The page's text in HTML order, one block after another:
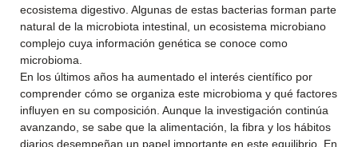
ecosistema digestivo. Algunas de estas bacterias forman parte
natural de la microbiota intestinal, un ecosistema microbiano
complejo cuya información genética se conoce como
microbioma.
En los últimos años ha aumentado el interés científico por
comprender cómo se organiza este microbioma y qué factores
influyen en su composición. Aunque la investigación continúa
avanzando, se sabe que la alimentación, la fibra y los hábitos
diarios desempeñan un papel importante en este equilibrio. En